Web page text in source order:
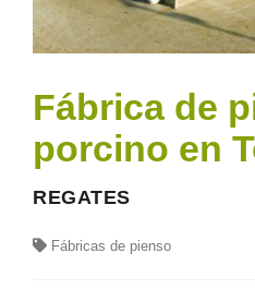
Fábrica de
porcino en
REGATES
Fábricas de pienso